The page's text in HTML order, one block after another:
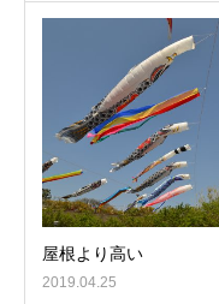
屋根より高い
2019.04.25